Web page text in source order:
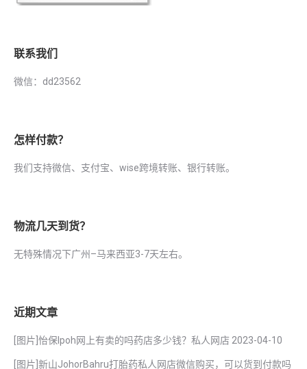
联系我们
微信：dd23562
怎样付款？
我们支持微信、支付宝、wise跨境转账、银行转账。
物流几天到货？
无特殊情况下广州–马来西亚3-7天左右。
近期文章
[图片]怡保lpoh网上有卖的吗药店多少钱？私人网店 2023-04-10
[图片]新山JohorBahru打胎药私人网店微信购买，可以货到付款吗